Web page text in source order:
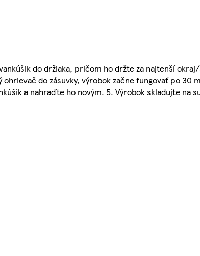
do držiaka, pričom ho držte za najtenší
do zásuvky, výrobok začne fungovať po 30
a nahraďte ho novým. 5. Výrobok skladujte na